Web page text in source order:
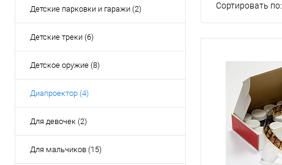
Детские парковки и гаражи (2)
Детские треки (6)
Детское оружие (8)
Диапроектор (4)
Для девочек (2)
Для мальчиков (15)
Сортировать по: